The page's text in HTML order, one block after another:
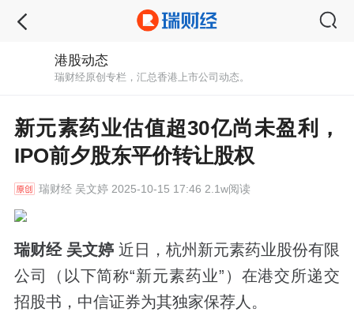
港股动态
瑞财经原创专栏，汇总香港上市公司动态。
新元素药业估值超30亿尚未盈利，
IPO前夕股东平价转让股权
瑞财经吴文婷 2025-10-15 17:46 2.1w阅读
瑞财经 吴文婷 近日，杭州新元素药业股份有限
公司（以下简称“新元素药业”）在港交所递交
招股书，中信证券为其独家保荐人。